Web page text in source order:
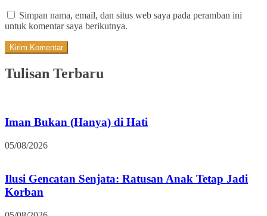
Simpan nama, email, dan situs web saya pada peramban ini
untuk komentar saya berikutnya.
Tulisan Terbaru
Iman Bukan (Hanya) di Hati
05/08/2026
Ilusi Gencatan Senjata: Ratusan Anak Tetap Jadi
Korban